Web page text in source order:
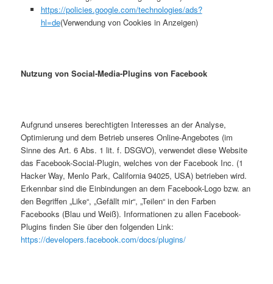
https://policies.google.com/technologies/ads?
hl=de(Verwendung von Cookies in Anzeigen)
Nutzung von Social-Media-Plugins von Facebook
Aufgrund unseres berechtigten Interesses an der Analyse,
Optimierung und dem Betrieb unseres Online-Angebotes (im
Sinne des Art. 6 Abs. 1 lit. f. DSGVO), verwendet diese Website
das Facebook-Social-Plugin, welches von der Facebook Inc. (1
Hacker Way, Menlo Park, California 94025, USA) betrieben wird.
Erkennbar sind die Einbindungen an dem Facebook-Logo bzw. an
den Begriffen „Like“, „Gefällt mir“, „Teilen“ in den Farben
Facebooks (Blau und Weiß). Informationen zu allen Facebook-
Plugins finden Sie über den folgenden Link:
https://developers.facebook.com/docs/plugins/